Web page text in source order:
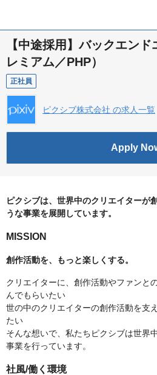
【中途採用】バックエン
レミアム／PHP）
正社員
ピクシブ株式会社 の求人一覧
Apply
ピクシブは、世界中のクリエイターが
うな事業を展開しています。
MISSION
創作活動を、もっと楽しくする。
クリエイターに、創作活動やファンと
んでもらいたい
世の中のクリエイターの創作活動を支
たい
そんな想いで、私たちピクシブは世界
事業を行っています。
社風/働く環境